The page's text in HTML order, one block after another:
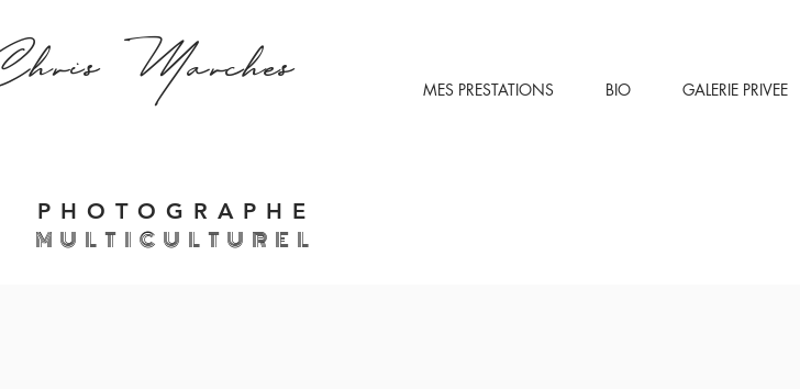
PHOTOGRAPHE
MULTICULTUREL
Marches MES PRESTATIONS BIO GALERIE PRIVEE